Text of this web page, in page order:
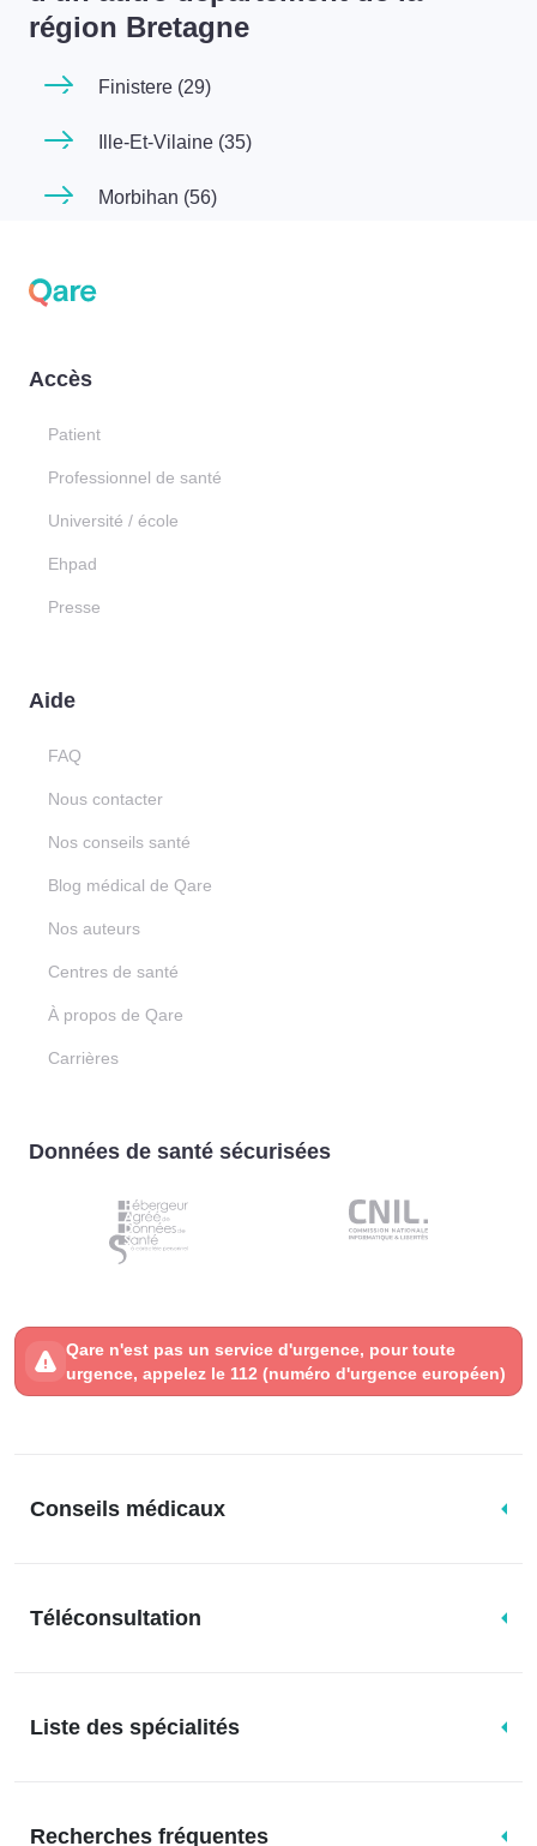
région Bretagne
Finistere (29)
Ille-Et-Vilaine (35)
Morbihan (56)
Accès
Patient
Professionnel de santé
Université / école
Ehpad
Presse
Aide
FAQ
Nous contacter
Nos conseils santé
Blog médical de Qare
Nos auteurs
Centres de santé
À propos de Qare
Carrières
Données de santé sécurisées
Qare n'est pas un service d'urgence, pour toute
urgence, appelez le 112 (numéro d'urgence européen)
Conseils médicaux
Téléconsultation
Liste des spécialités
Recherches fréquentes